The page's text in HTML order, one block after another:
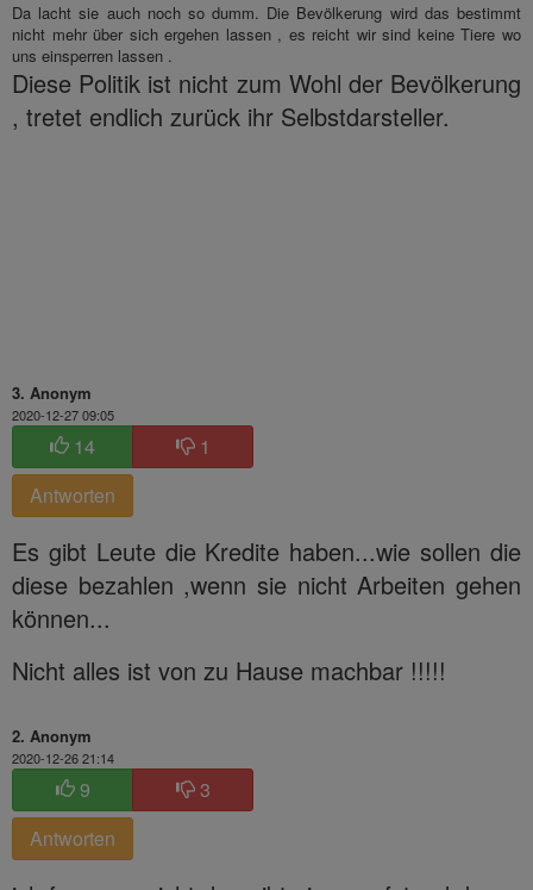
Da lacht sie auch noch so dumm. Die Bevölkerung wird das bestimmt
nicht mehr über sich ergehen lassen , es reicht wir sind keine Tiere wo
uns einsperren lassen .
Diese Politik ist nicht zum Wohl der Bevölkerung
, tretet endlich zurück ihr Selbstdarsteller.
3. Anonym
2020-12-27 09:05
14
1
Antworten
Es gibt Leute die Kredite haben...wie sollen die
diese bezahlen ,wenn sie nicht Arbeiten gehen
können...
Nicht alles ist von zu Hause machbar !!!!!
2. Anonym
2020-12-26 21:14
9
3
Antworten